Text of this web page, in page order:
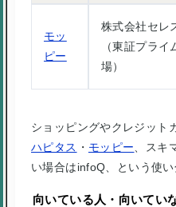
モッ
ピー
株式会社セレ
（東証プライ
場）
ショッピングやクレジット
ハピタス ・ モッピー 、スキ
い場合はinfoQ、という使い
向いている人・向いてい